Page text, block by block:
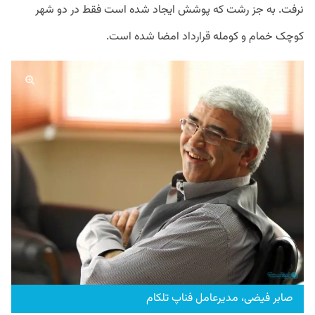
نرفت. به جز رشت که پوشش ایجاد شده است فقط در دو شهر
کوچک خمام و کومله قرارداد امضا شده است.
صابر فیضی، مدیرعامل فناپ تلکام